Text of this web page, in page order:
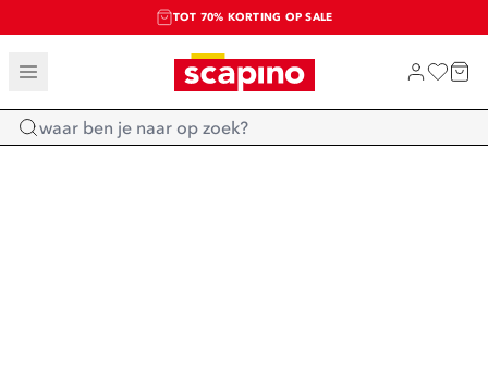
TOT 70% KORTING OP SALE
SALE: LAATSTE KANS!
SHOP NIEUW
Home